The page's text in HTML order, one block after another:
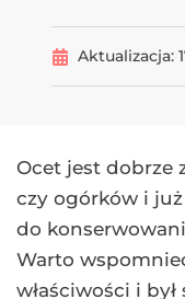
Aktualizacja:
Ocet jest dobrze
czy ogórków i
do
Warto
właściwości i